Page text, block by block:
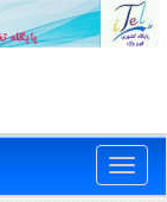
Toggle